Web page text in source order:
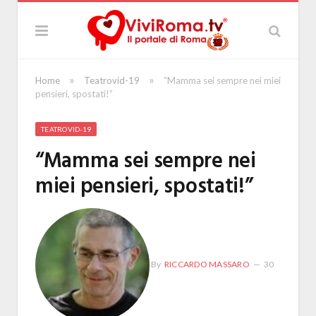
Home » Teatrovid-19 »
“Mamma sei sempre nei miei
pensieri, spostati!”
TEATROVID-19
“Mamma sei sempre nei
miei pensieri, spostati!”
By RICCARDO MASSARO 30